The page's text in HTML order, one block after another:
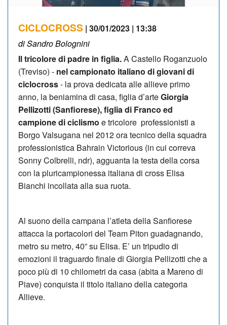
CICLOCROSS | 30/01/2023 | 13:38
di Sandro Bolognini
Il tricolore di padre in figlia.A Castello Roganzuolo
(Treviso) - nel campionato italiano di giovani di
ciclocross- la prova dedicata alle allieve primo
anno, la beniamina di casa, figlia d’arteGiorgia
Pellizotti (Sanfiorese), figlia di Franco ed
campione di ciclismo e tricolore professionisti a
Borgo Valsugana nel 2012 ora tecnico della squadra
professionistica Bahrain Victorious (in cui correva
Sonny Colbrelli, ndr), agguanta la testa della corsa
con la pluricampionessa italiana di cross Elisa
Bianchi incollata alla sua ruota.
Al suono della campana l’atleta della Sanfiorese
attacca la portacolori del Team Piton guadagnando,
metro su metro, 40” su Elisa. E’ un tripudio di
emozioni il traguardo finale di Giorgia Pellizotti che a
poco più di 10 chilometri da casa (abita a Mareno di
Piave) conquista il titolo italiano della categoria
Allieve.